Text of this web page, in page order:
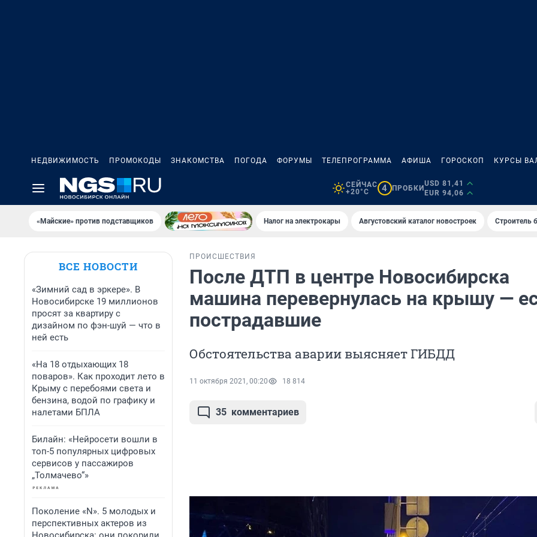
НЕДВИЖИМОСТЬ ПРОМОКОДЫ ЗНАКОМСТВА ПОГОДА ФОРУМЫ ТЕЛЕПРОГРАММА АФИША ГОРОСКОП КУРСЫ
СЕЙЧАС
+20°C
4 ПРОБКИ
USD 81,41
EUR 94,06
«Майские» против подставщиков Налог на электрокары Августовский каталог новостроек Строитель
ВСЕ НОВОСТИ
«Зимний сад в эркере». В
Новосибирске 19 миллионов
просят за квартиру с
дизайном по фэн-шуй — что в
ней есть
«На 18 отдыхающих 18
поваров». Как проходит лето в
Крыму с перебоями света и
бензина, водой по графику и
налетами БПЛА
Билайн: «Нейросети вошли в
топ-5 популярных цифровых
сервисов у пассажиров
„Толмачево“»
Поколение «N». 5 молодых и
перспективных актеров из
ПРОИСШЕСТВИЯ
После ДТП в центре Новосибирска
машина перевернулась на крышу —
пострадавшие
Обстоятельства аварии выясняет ГИБДД
11 октября 2021, 00:20 18 814
35 комментариев